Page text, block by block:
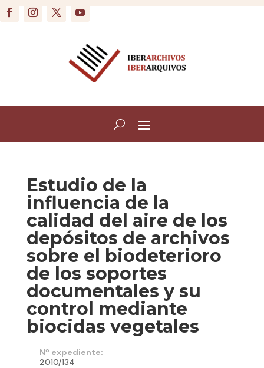
Estudio de la
influencia de la
calidad del aire de los
depósitos de archivos
sobre el biodeterioro
de los soportes
documentales y su
control mediante
biocidas vegetales
Nº expediente:
2010/134